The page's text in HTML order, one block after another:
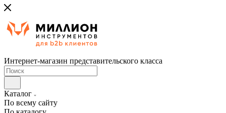
Интернет-магазин представительского класса
Каталог
По всему сайту